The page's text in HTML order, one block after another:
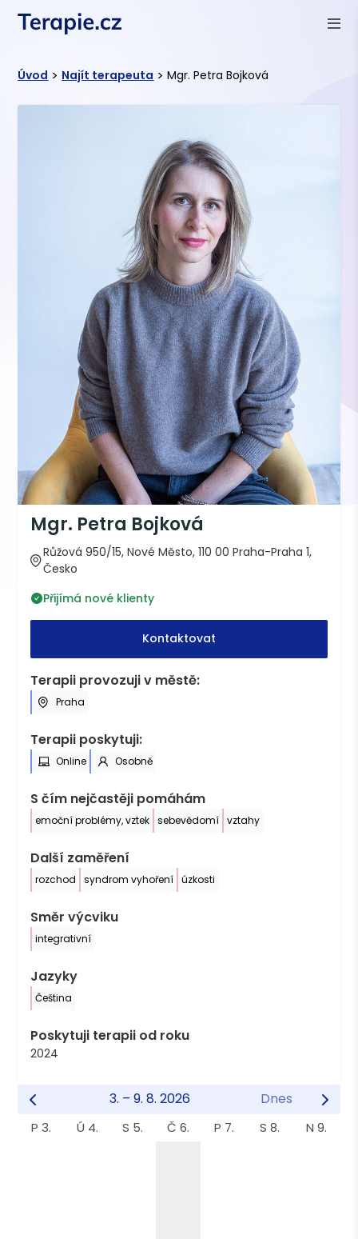
Úvod > Najít terapeuta > Mgr. Petra Bojková
Mgr. Petra Bojková
Růžová 950/15, Nové Město, 110 00 Praha-Praha 1,
Česko
Přijímá nové klienty
Kontaktovat
Terapii provozuji v městě:
Praha
Terapii poskytuji:
Online Osobně
S čím nejčastěji pomáhám
emoční problémy, vztek sebevědomí vztahy
Další zaměření
rozchod syndrom vyhoření úzkosti
Směr výcviku
integrativní
Jazyky
Čeština
Poskytuji terapii od roku
2024
3. – 9. 8. 2026 Dnes
P 3. Ú 4. S 5. Č 6. P 7. S 8. N 9.